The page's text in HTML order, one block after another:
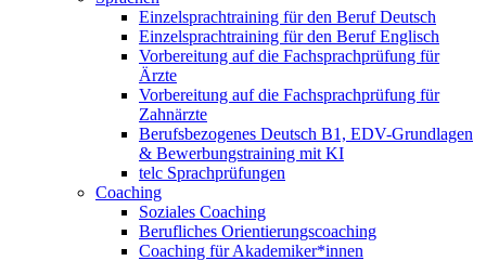
Einzelsprachtraining für den Beruf Deutsch
Einzelsprachtraining für den Beruf Englisch
Vorbereitung auf die Fachsprachprüfung für
Ärzte
Vorbereitung auf die Fachsprachprüfung für
Zahnärzte
Berufsbezogenes Deutsch B1, EDV-Grundlagen
& Bewerbungstraining mit KI
telc Sprachprüfungen
Coaching
Soziales Coaching
Berufliches Orientierungscoaching
Coaching für Akademiker*innen